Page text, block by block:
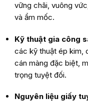
vững chãi, vuông
và ẩm mốc.
Kỹ thuật gia công
các kỹ thuật ép kim,
cán màng đặc biệt,
trọng tuyệt đối.
Nguyên liệu giấy